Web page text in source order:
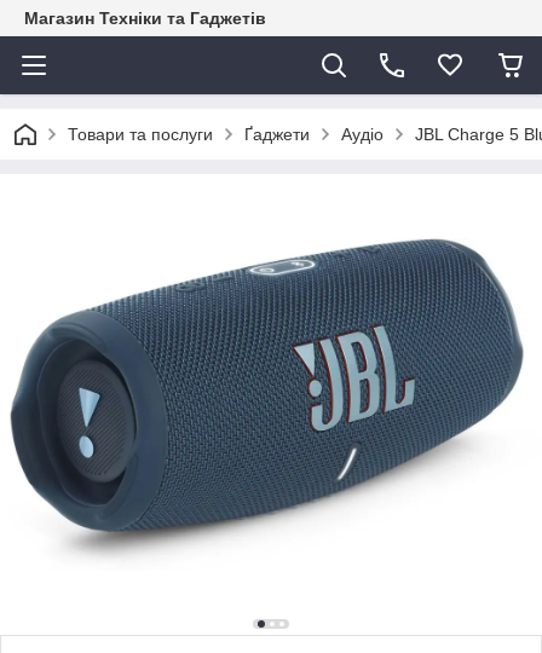
Магазин Техніки та Гаджетів
Товари та послуги Ґаджети Аудіо JBL Charge 5